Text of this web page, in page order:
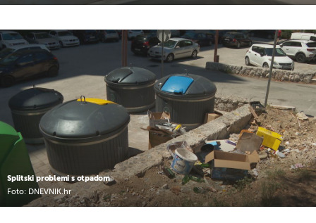
Splitski problemi s otpadom
Foto: DNEVNIK.hr